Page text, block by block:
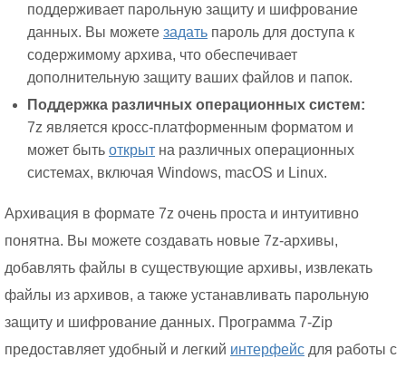
поддерживает парольную защиту и шифрование
данных. Вы можете задать пароль для доступа к
содержимому архива, что обеспечивает
дополнительную защиту ваших файлов и папок.
Поддержка различных операционных систем:
7z является кросс-платформенным форматом и
может быть открыт на различных операционных
системах, включая Windows, macOS и Linux.
Архивация в формате 7z очень проста и интуитивно
понятна. Вы можете создавать новые 7z-архивы,
добавлять файлы в существующие архивы, извлекать
файлы из архивов, а также устанавливать парольную
защиту и шифрование данных. Программа 7-Zip
предоставляет удобный и легкий интерфейс для работы с